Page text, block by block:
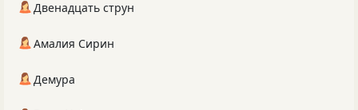
Двенадцать струн
Амалия Сирин
Демура